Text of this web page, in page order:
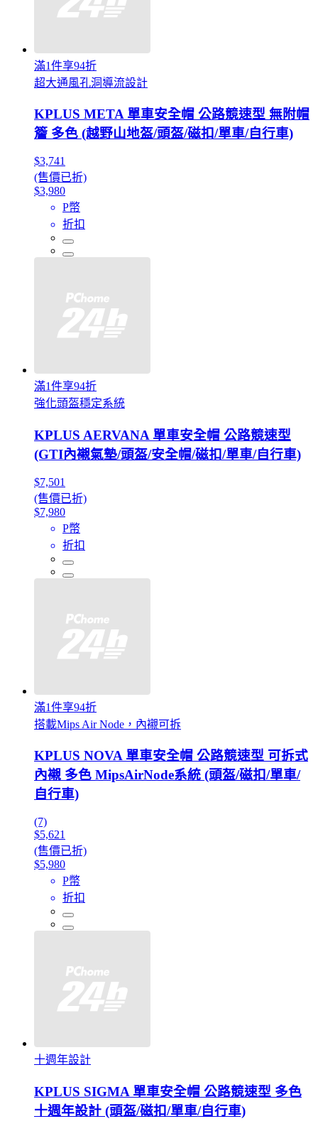
滿1件享94折
超大通風孔洞導流設計
KPLUS META 單車安全帽 公路競速型 無附帽
簷 多色 (越野山地盔/頭盔/磁扣/單車/自行車)
$3,741
(售價已折)
$3,980
P幣
折扣
滿1件享94折
強化頭盔穩定系統
KPLUS AERVANA 單車安全帽 公路競速型
(GTI內襯氣墊/頭盔/安全帽/磁扣/單車/自行車)
$7,501
(售價已折)
$7,980
P幣
折扣
滿1件享94折
搭載Mips Air Node，內襯可拆
KPLUS NOVA 單車安全帽 公路競速型 可拆式
內襯 多色 MipsAirNode系統 (頭盔/磁扣/單車/
自行車)
(7)
$5,621
(售價已折)
$5,980
P幣
折扣
十週年設計
KPLUS SIGMA 單車安全帽 公路競速型 多色
十週年設計 (頭盔/磁扣/單車/自行車)